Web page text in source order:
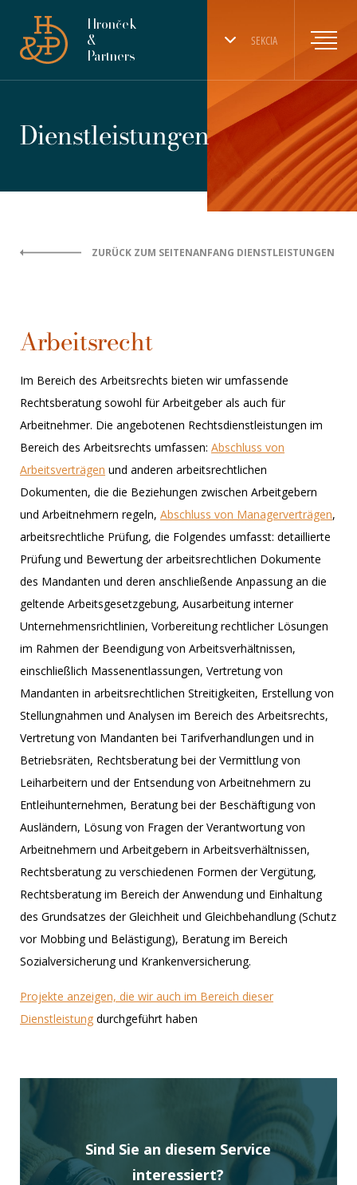
SEKCIA
Hronček
&
Partners
Dienstleistungen
ZURÜCK ZUM SEITENANFANG DIENSTLEISTUNGEN
Arbeitsrecht
Im Bereich des Arbeitsrechts bieten wir umfassende
Rechtsberatung sowohl für Arbeitgeber als auch für
Arbeitnehmer. Die angebotenen Rechtsdienstleistungen im
Bereich des Arbeitsrechts umfassen: Abschluss von
Arbeitsverträgen und anderen arbeitsrechtlichen
Dokumenten, die die Beziehungen zwischen Arbeitgebern
und Arbeitnehmern regeln, Abschluss von Managerverträgen,
arbeitsrechtliche Prüfung, die Folgendes umfasst: detaillierte
Prüfung und Bewertung der arbeitsrechtlichen Dokumente
des Mandanten und deren anschließende Anpassung an die
geltende Arbeitsgesetzgebung, Ausarbeitung interner
Unternehmensrichtlinien, Vorbereitung rechtlicher Lösungen
im Rahmen der Beendigung von Arbeitsverhältnissen,
einschließlich Massenentlassungen, Vertretung von
Mandanten in arbeitsrechtlichen Streitigkeiten, Erstellung von
Stellungnahmen und Analysen im Bereich des Arbeitsrechts,
Vertretung von Mandanten bei Tarifverhandlungen und in
Betriebsräten, Rechtsberatung bei der Vermittlung von
Leiharbeitern und der Entsendung von Arbeitnehmern zu
Entleihunternehmen, Beratung bei der Beschäftigung von
Ausländern, Lösung von Fragen der Verantwortung von
Arbeitnehmern und Arbeitgebern in Arbeitsverhältnissen,
Rechtsberatung zu verschiedenen Formen der Vergütung,
Rechtsberatung im Bereich der Anwendung und Einhaltung
des Grundsatzes der Gleichheit und Gleichbehandlung (Schutz
vor Mobbing und Belästigung), Beratung im Bereich
Sozialversicherung und Krankenversicherung.
Projekte anzeigen, die wir auch im Bereich dieser
Dienstleistung durchgeführt haben
Sind Sie an diesem Service
interessiert?